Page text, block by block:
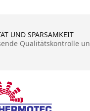
UND SPARSAMKEIT
Qualitätskontrolle